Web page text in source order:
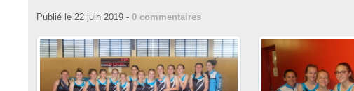
Publié le 22 juin 2019 - 0 commentaires